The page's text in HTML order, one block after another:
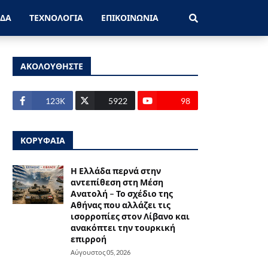
ΤΕΧΝΟΛΟΓΙΑ ΕΠΙΚΟΙΝΩΝΙΑ
ΑΚΟΛΟΥΘΗΣΤΕ
123Κ 5922 98
ΚΟΡΥΦΑΙΑ
Η Ελλάδα περνά στην
αντεπίθεση στη Μέση
Ανατολή – Το σχέδιο της
Αθήνας που αλλάζει τις
ισορροπίες στον Λίβανο και
ανακόπτει την τουρκική
επιρροή
Αύγουστος 05, 2026